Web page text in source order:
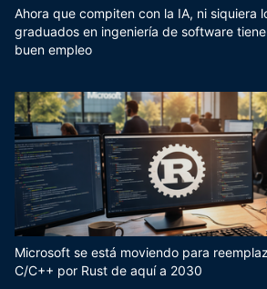
Ahora que compiten con la IA, ni siquiera
graduados en ingeniería de software
buen empleo
Microsoft se está moviendo para
C/C++ por Rust de aquí a 2030